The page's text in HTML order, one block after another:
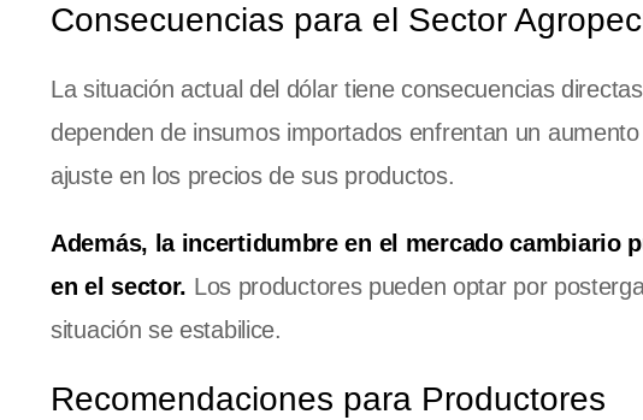
Consecuencias para el Sector
La situación actual del dólar tiene consecuencias
dependen de insumos importados enfrentan un
ajuste en los precios de sus productos.
Además, la incertidumbre en el mercado cambiario
en el sector. Los productores pueden optar por
situación se estabilice.
Recomendaciones para Productores